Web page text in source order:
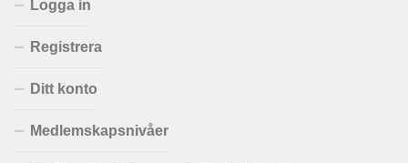
Logga in
Registrera
Ditt konto
Medlemskapsnivåer